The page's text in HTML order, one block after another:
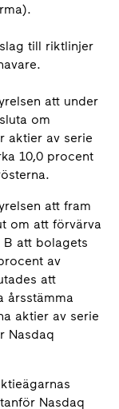
till riktlinjer
att under
om
aktier av serie
10,0 procent
att fram
om att förvärva
B att bolagets
av
att
årsstämma
aktier av serie
Nasdaq
Nasdaq